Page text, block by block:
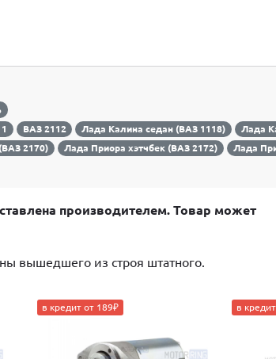
ВАЗ 2112 Лада Калина седан (ВАЗ 1118) Лада
2170)
Лада Приора хэтчбек (ВАЗ 2172) Лада
производителем. Товар может
вышедшего из строя штатного.
в кредит от 189₽ в